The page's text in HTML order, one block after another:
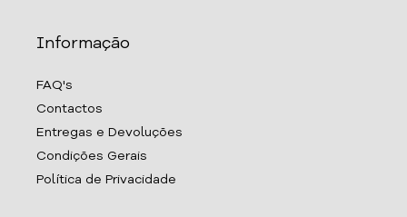
Informação
FAQ's
Contactos
Entregas e Devoluções
Condições Gerais
Política de Privacidade